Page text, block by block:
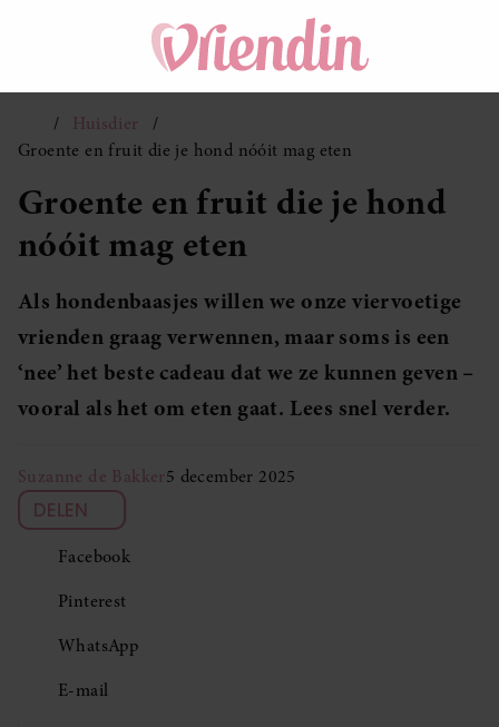
Huisdier
Groente en fruit die je hond nóóit mag eten
Groente en fruit die je hond
nóóit mag eten
Als hondenbaasjes willen we onze viervoetige
vrienden graag verwennen, maar soms is een
‘nee’ het beste cadeau dat we ze kunnen geven –
vooral als het om eten gaat. Lees snel verder.
Suzanne de Bakker5 december 2025
DELEN
Facebook
Pinterest
WhatsApp
E-mail